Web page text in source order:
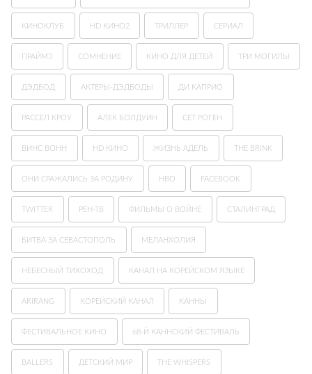
КИНОКЛУБ HD КИНО2 ТРИЛЛЕР СЕРИАЛ
ПРАЙМ3 СОМНЕНИЕ КИНО ДЛЯ ДЕТЕЙ ТРИ МОГИЛЫ
ДЭДБОД АКТЕРЫ-ДЭДБОДЫ ДИ КАПРИО
РАССЕЛ КРОУ АЛЕК БОЛДУИН СЕТ РОГЕН
ВИНС ВОНН HD КИНО ЖИЗНЬ АДЕЛЬ THE BRINK
ОНИ СРАЖАЛИСЬ ЗА РОДИНУ HBO FACEBOOK
TWITTER РЕН-ТВ ФИЛЬМЫ О ВОЙНЕ СТАЛИНГРАД
БИТВА ЗА СЕВАСТОПОЛЬ МЕЛАНХОЛИЯ
НЕБЕСНЫЙ ТИХОХОД КАНАЛ НА КОРЕЙСКОМ ЯЗЫКЕ
ARIRANG КОРЕЙСКИЙ КАНАЛ КАННЫ
ФЕСТИВАЛЬНОЕ КИНО 68-Й КАННСКИЙ ФЕСТИВАЛЬ
BALLERS ДЕТСКИЙ МИР THE WHISPERS